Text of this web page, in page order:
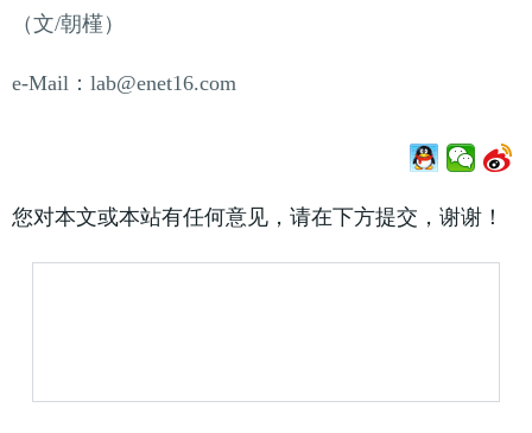
（文/朝槿）
e-Mail：lab@enet16.com
您对本文或本站有任何意见，请在下方提交，谢谢！